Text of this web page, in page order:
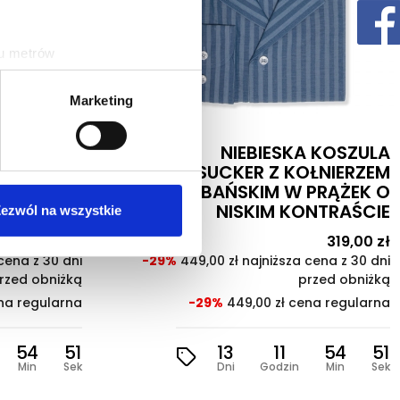
metrów
(fingerprinting, czyli
preferencje wsekcji
chwili.
i analizować
społecznościowym,
Marketing
na wszystkie
KOSZULA
PRĄŻEK O
Cena
319,00 złCena
podstawowa
cena z 30 dni
przed obniżką
regularna
54
Min
49
Sek
BIAŁA KOSZULA SEERSUCKER
NIEBIESKI PRĄŻEK
Cena
319,00
-29%
449,00 zł najniższa cena z 30
przed
449,00 zł cena
Dni Godzin Min Sek